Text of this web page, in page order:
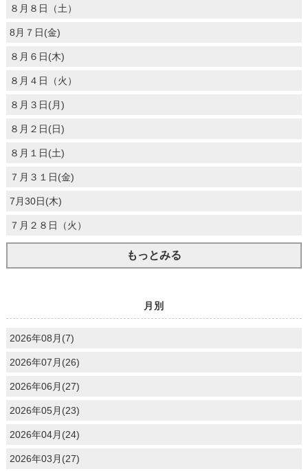
８月８日（土）
8月７日(金)
８月６日(木)
８月４日（火）
８月３日(月)
８月２日(日)
８月１日(土)
７月３１日(金)
7月30日(木)
７月２８日（火）
もっとみる
月別
2026年08月(7)
2026年07月(26)
2026年06月(27)
2026年05月(23)
2026年04月(24)
2026年03月(27)